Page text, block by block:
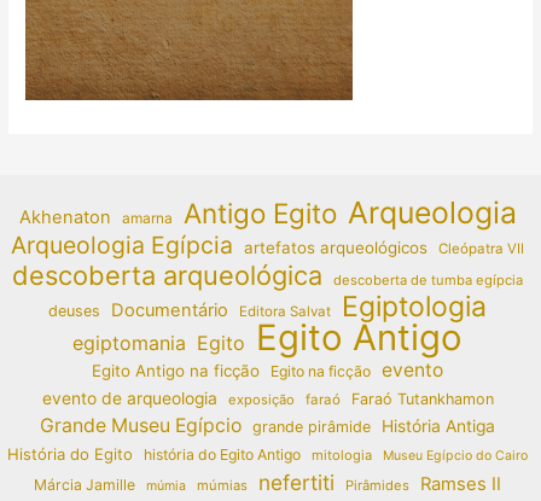
Akhenaton amarna Antigo Egito Arqueologia
Arqueologia Egípcia artefatos arqueológicos Cleópatra VII
descoberta arqueológica descoberta de tumba egípcia
deuses Documentário Editora Salvat Egiptologia
egiptomania Egito Egito Antigo
Egito Antigo na ficção Egito na ficção evento
evento de arqueologia exposição faraó Faraó Tutankhamon
Grande Museu Egípcio grande pirâmide
História Antiga
História do Egito
história do Egito Antigo mitologia Museu Egípcio do Cairo
Márcia Jamille múmia múmias nefertiti Pirâmides Ramses II